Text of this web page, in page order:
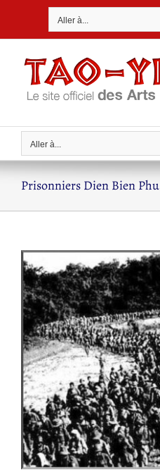
Aller à...
Aller à...
Prisonniers Dien Bien Phu